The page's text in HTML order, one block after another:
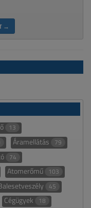
→
13
Áramellátás 79
74
Atomerőmű 103
45
Cégügyek 18